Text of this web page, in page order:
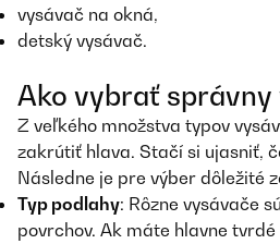
vysávač na okná,
detský vysávač.
Ako vybrať správny
Z veľkého množstva typov
zakrútiť hlava. Stačí si ujasniť,
Následne je pre výber dôležité
Typ podlahy: Rôzne vysávače
povrchov. Ak máte hlavne